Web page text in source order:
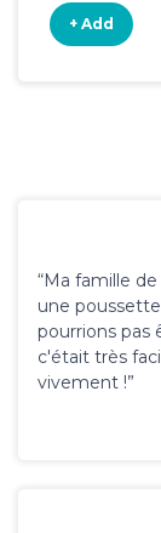
+ Add
“Ma famille
une
pourrions pas
c'était très
vivement !”